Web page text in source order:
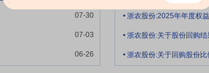
购动作频繁，地方流通企业被并入全国性医药商业龙
农”工作。习近平总书记在党的二十大报告中对全面推
件明确要求锚定农业农村现代化，守牢国家粮食安全
现代化提供基础支撑。供销合作社作为党领导下的为
07-30
07-03
06-26
.浙农股份:2025年年度权
. 浙农股份:关于股份回购
. 浙农股份:关于回购股份